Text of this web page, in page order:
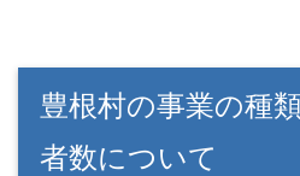
豊根村の事業の種
者数について